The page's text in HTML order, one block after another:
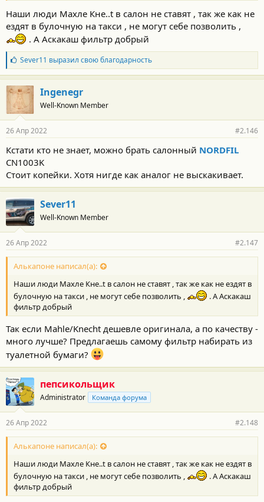
Наши люди Махле Кне..t в салон не ставят , так же как не
ездят в булочную на такси , не могут себе позволить ,
. А Аскакаш фильтр добрый
Б
л
а
г
о
д
а
н
с
т
и
Sever11 выразил свою благодарность
Ingenegr
Well-Known Member
26 Апр 2022 #2.146
Кстати кто не знает, можно брать салонный NORDFIL
CN1003K
Стоит копейки. Хотя нигде как аналог не выскакивает.
Sever11
Well-Known Member
26 Апр 2022 #2.147
Алькапоне написал(а):
Наши люди Махле Кне..t в салон не ставят , так же как не ездят в
булочную на такси , не могут себе позволить ,
. А Аскакаш
фильтр добрый
Так если Mahle/Knecht дешевле оригинала, а по качеству -
много лучше? Предлагаешь самому фильтр набирать из
туалетной бумаги?
пепсикольщик
Administrator Команда форума
26 Апр 2022 #2.148
Алькапоне написал(а):
Наши люди Махле Кне..t в салон не ставят , так же как не ездят в
булочную на такси , не могут себе позволить ,
. А Аскакаш
фильтр добрый